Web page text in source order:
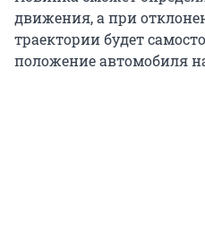
движения, а при
траектории будет
положение автомобиля